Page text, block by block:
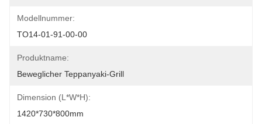
Modellnummer:
TO14-01-91-00-00
Produktname:
Beweglicher Teppanyaki-Grill
Dimension (l*w*h):
1420*730*800mm